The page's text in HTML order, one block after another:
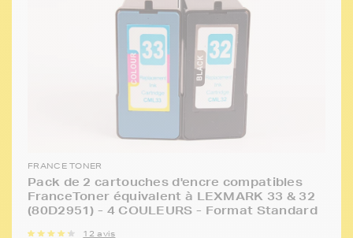
FRANCE TONER
Pack de 2 cartouches d'encre compatibles
FranceToner équivalent à LEXMARK 33 & 32
(80D2951) - 4 COULEURS - Format Standard
12 avis